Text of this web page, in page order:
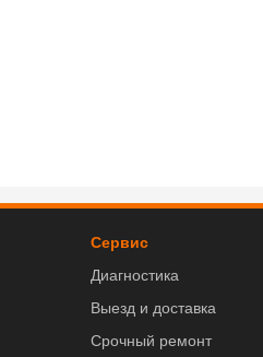
Сервис
Диагностика
Выезд и доставка
Срочный ремонт